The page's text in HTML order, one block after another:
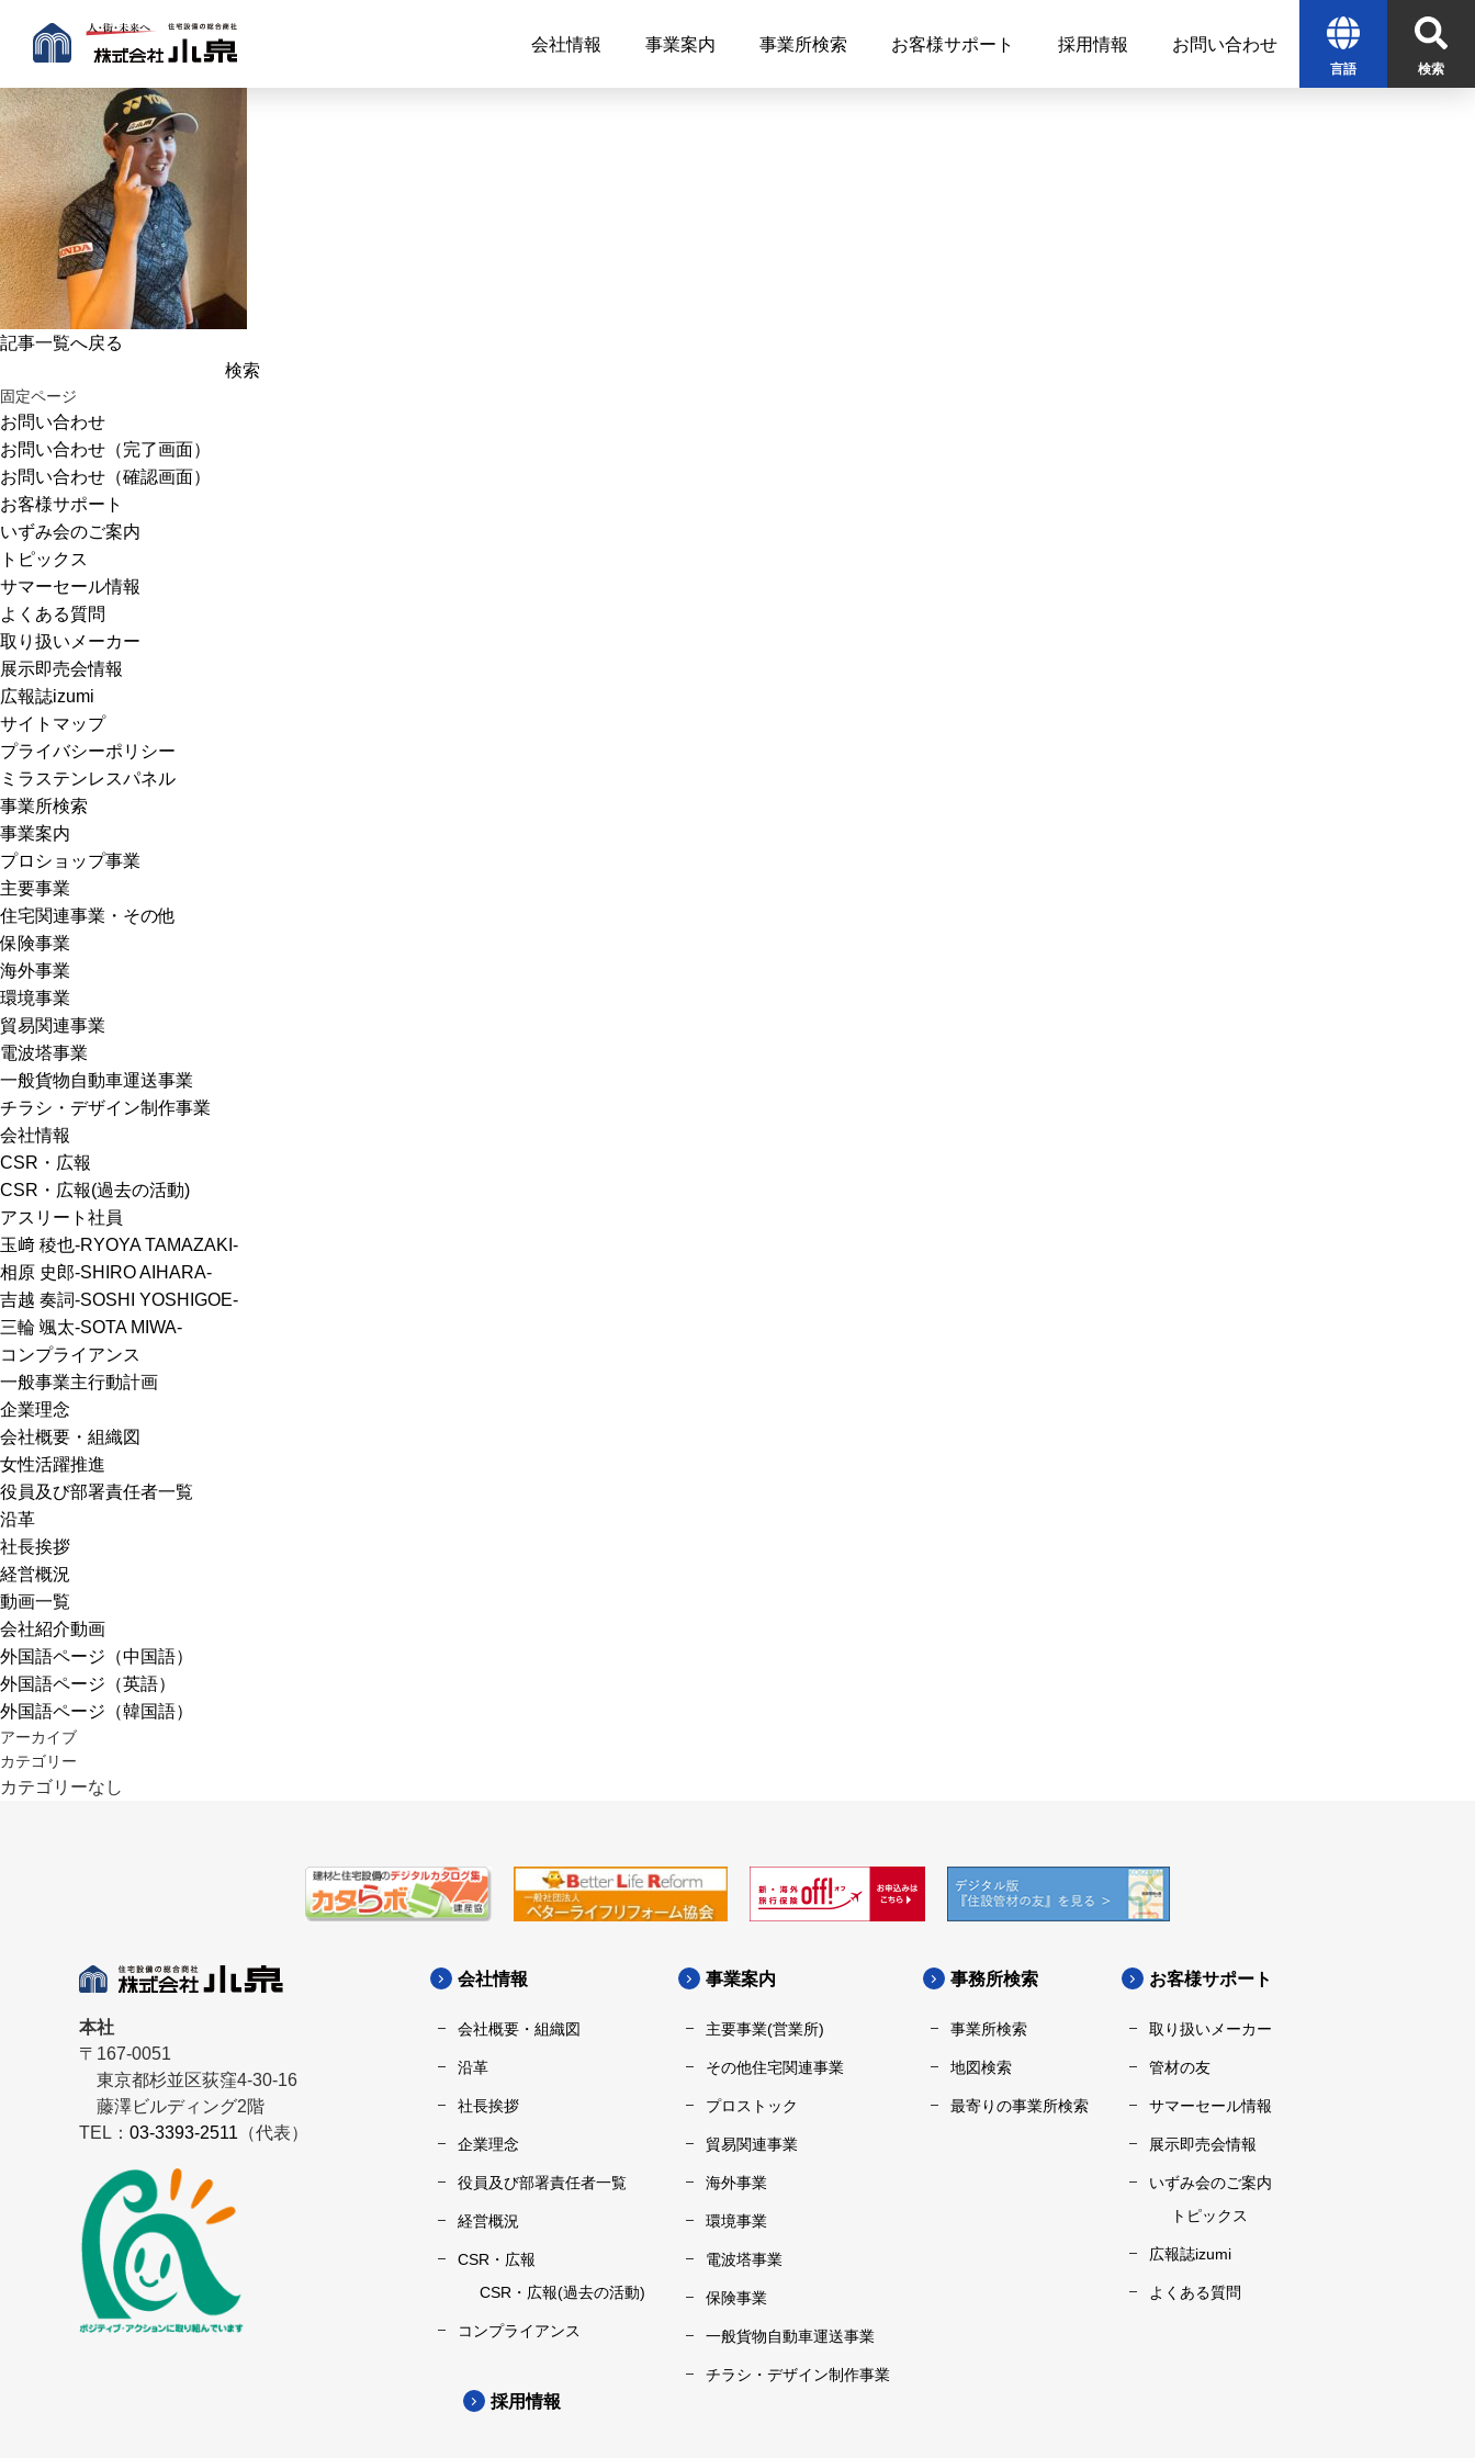
会社情報 事業案内 事業所検索 お客様サポート 採用情報 お問い合わせ
言語 検索
記事一覧へ戻る
索:
固定ページ
お問い合わせ
お問い合わせ（完了画面）
お問い合わせ（確認画面）
お客様サポート
いずみ会のご案内
トピックス
サマーセール情報
よくある質問
取り扱いメーカー
展示即売会情報
広報誌izumi
サイトマップ
プライバシーポリシー
ミラステンレスパネル
事業所検索
事業案内
プロショップ事業
主要事業
住宅関連事業・その他
保険事業
海外事業
環境事業
貿易関連事業
電波塔事業
一般貨物自動車運送事業
チラシ・デザイン制作事業
会社情報
CSR・広報
CSR・広報(過去の活動)
アスリート社員
玉﨑 稜也-RYOYA TAMAZAKI-
相原 史郎-SHIRO AIHARA-
吉越 奏詞-SOSHI YOSHIGOE-
三輪 颯太-SOTA MIWA-
コンプライアンス
一般事業主行動計画
企業理念
会社概要・組織図
女性活躍推進
役員及び部署責任者一覧
沿革
社長挨拶
経営概況
動画一覧
会社紹介動画
外国語ページ（中国語）
外国語ページ（英語）
外国語ページ（韓国語）
アーカイブ
カテゴリー
カテゴリーなし
本社
〒167-0051
東京都杉並区荻窪4-30-16
藤澤ビルディング2階
TEL： 03-3393-2511 （代表）
会社情報
会社概要・組織図
沿革
社長挨拶
企業理念
役員及び部署責任者一覧
経営概況
CSR・広報
CSR・広報(過去の活動)
コンプライアンス
事業案内
主要事業(営業所)
その他住宅関連事業
プロストック
貿易関連事業
海外事業
環境事業
電波塔事業
保険事業
一般貨物自動車運送事業
チラシ・デザイン制作事業
事務所検索
事業所検索
地図検索
最寄りの事業所検索
お客様サポート
取り扱いメーカー
管材の友
サマーセール情報
展示即売会情報
いずみ会のご案内
トピックス
広報誌izumi
よくある質問
採用情報